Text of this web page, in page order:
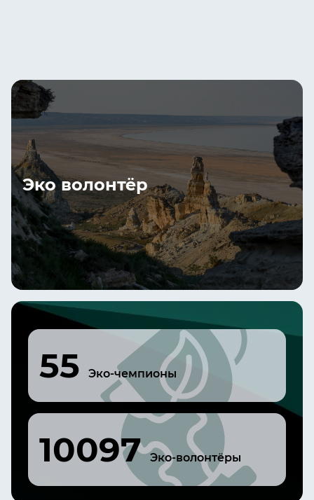
Эко волонтёр
55 Эко-чемпионы
10097 Эко-волонтёры